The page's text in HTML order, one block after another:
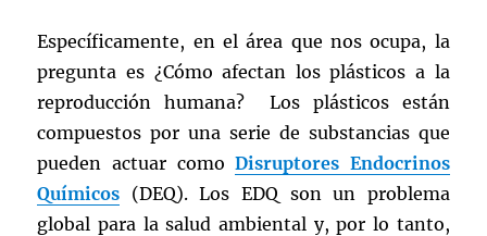
Específicamente, en el área que nos ocupa, la
pregunta es ¿Cómo afectan los plásticos a la
reproducción humana? Los plásticos están
compuestos por una serie de substancias que
pueden actuar comoDisruptores Endocrinos
Químicos (DEQ). Los EDQ son un problema
global para la salud ambiental y, por lo tanto,